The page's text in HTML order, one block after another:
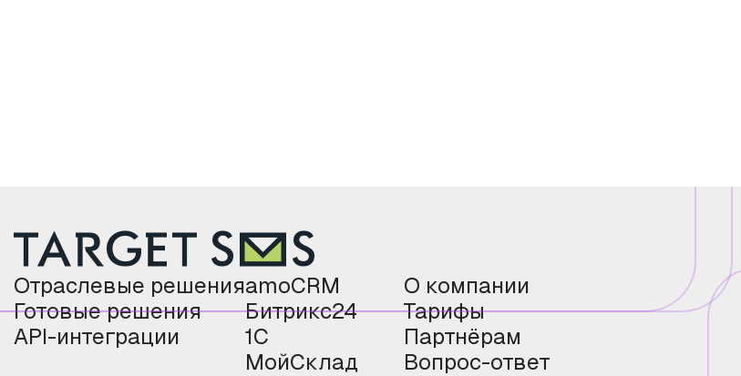
Отраслевые решения
Готовые решения
API-интеграции
amoCRM
Битрикс24
1С
МойСклад
О компании
Тарифы
Партнёрам
Вопрос-ответ